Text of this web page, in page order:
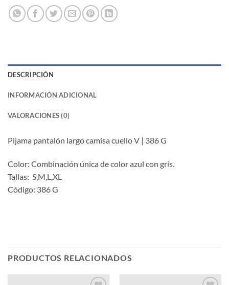
DESCRIPCIÓN
INFORMACIÓN ADICIONAL
VALORACIONES (0)
Pijama pantalón largo camisa cuello V | 386 G
Color: Combinación única de color azul con gris.
Tallas: S,M,L,XL
Código: 386 G
PRODUCTOS RELACIONADOS